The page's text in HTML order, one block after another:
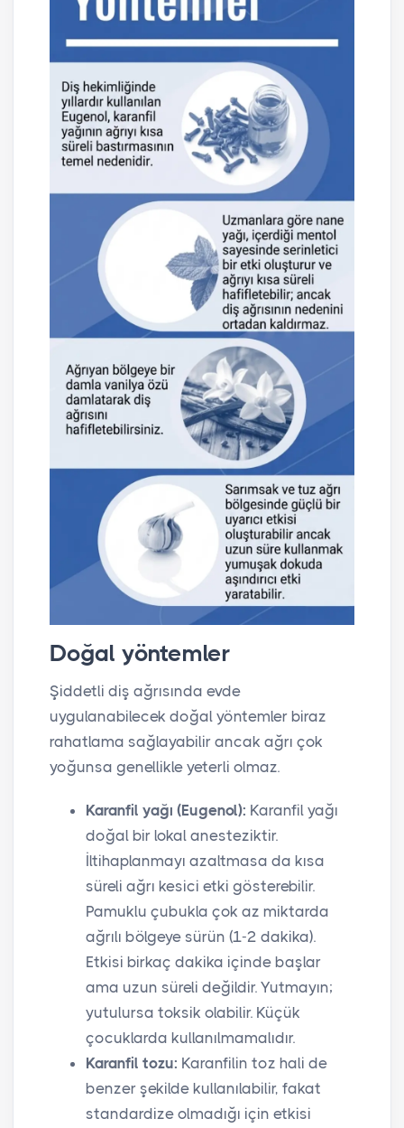
Doğal yöntemler
Şiddetli diş ağrısında evde
uygulanabilecek doğal yöntemler biraz
rahatlama sağlayabilir ancak ağrı çok
yoğunsa genellikle yeterli olmaz.
Karanfil yağı (Eugenol): Karanfil yağı
doğal bir lokal anesteziktir.
İltihaplanmayı azaltmasa da kısa
süreli ağrı kesici etki gösterebilir.
Pamuklu çubukla çok az miktarda
ağrılı bölgeye sürün (1-2 dakika).
Etkisi birkaç dakika içinde başlar
ama uzun süreli değildir. Yutmayın;
yutulursa toksik olabilir. Küçük
çocuklarda kullanılmamalıdır.
Karanfil tozu: Karanfilin toz hali de
benzer şekilde kullanılabilir, fakat
standardize olmadığı için etkisi